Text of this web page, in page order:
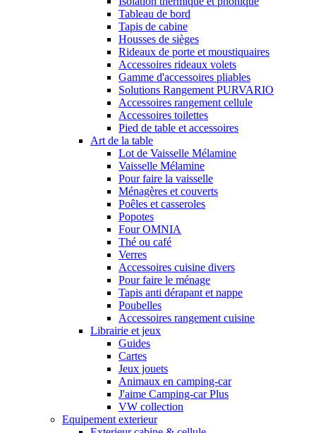
Tableau de bord
Tapis de cabine
Housses de sièges
Rideaux de porte et moustiquaires
Accessoires rideaux volets
Gamme d'accessoires pliables
Solutions Rangement PURVARIO
Accessoires rangement cellule
Accessoires toilettes
Pied de table et accessoires
Art de la table
Lot de Vaisselle Mélamine
Vaisselle Mélamine
Pour faire la vaisselle
Ménagères et couverts
Poêles et casseroles
Popotes
Four OMNIA
Thé ou café
Verres
Accessoires cuisine divers
Pour faire le ménage
Tapis anti dérapant et nappe
Poubelles
Accessoires rangement cuisine
Librairie et jeux
Guides
Cartes
Jeux jouets
Animaux en camping-car
J'aime Camping-car Plus
VW collection
Equipement exterieur